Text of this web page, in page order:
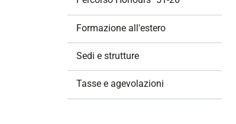
Formazione all'estero
Sedi e strutture
Tasse e agevolazioni